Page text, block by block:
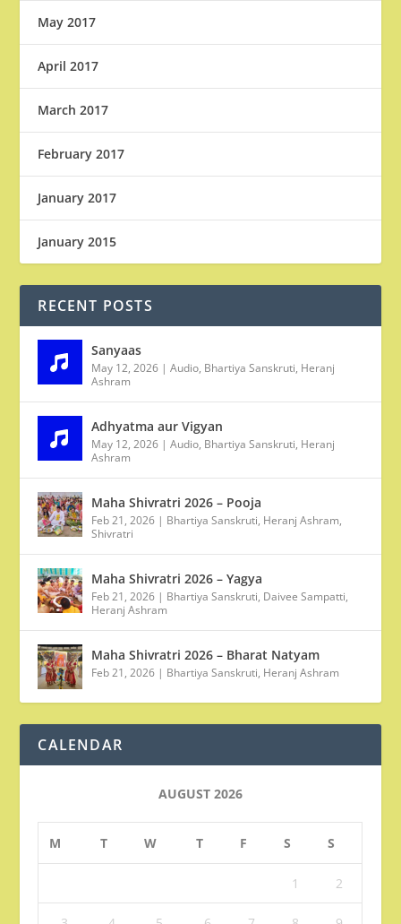
May 2017
April 2017
March 2017
February 2017
January 2017
January 2015
RECENT POSTS
Sanyaas
May 12, 2026 |Audio, Bhartiya Sanskruti, Heranj
Ashram
Adhyatma aur Vigyan
May 12, 2026 |Audio, Bhartiya Sanskruti, Heranj
Ashram
Maha Shivratri 2026 – Pooja
Feb 21, 2026 | Bhartiya Sanskruti, Heranj Ashram,
Shivratri
Maha Shivratri 2026 – Yagya
Feb 21, 2026 | Bhartiya Sanskruti, Daivee Sampatti,
Heranj Ashram
Maha Shivratri 2026 – Bharat Natyam
Feb 21, 2026 | Bhartiya Sanskruti, Heranj Ashram
CALENDAR
AUGUST 2026
M T W T F S S
1 2